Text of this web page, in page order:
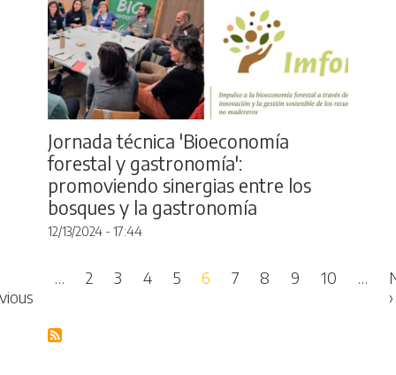
Jornada técnica 'Bioeconomía
forestal y gastronomía':
promoviendo sinergias entre los
bosques y la gastronomía
12/13/2024 - 17:44
Pagination
Previous page
… 2 3 4 5 6 7 8 9 10 …
›